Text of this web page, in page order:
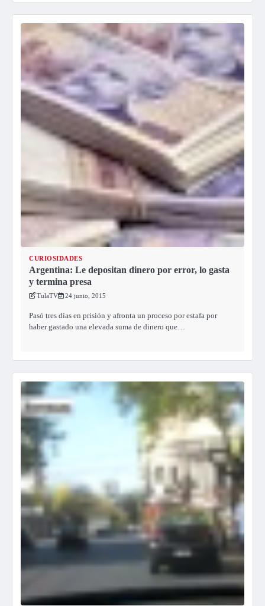
CURIOSIDADES
Argentina: Le depositan dinero por error, lo gasta
y termina presa
TulaTV 24 junio, 2015
Pasó tres días en prisión y afronta un proceso por estafa por
haber gastado una elevada suma de dinero que…